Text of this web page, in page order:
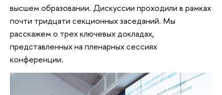
высшем образовании. Дискуссии проходили в рамках
почти тридцати секционных заседаний. Мы
расскажем о трех ключевых докладах,
представленных на пленарных сессиях
конференции.